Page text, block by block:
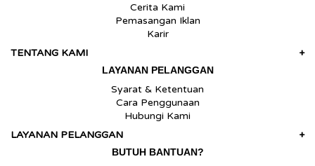
Cerita Kami
Pemasangan Iklan
Karir
TENTANG KAMI
+
LAYANAN PELANGGAN
Syarat & Ketentuan
Cara Penggunaan
Hubungi Kami
LAYANAN PELANGGAN
+
BUTUH BANTUAN?